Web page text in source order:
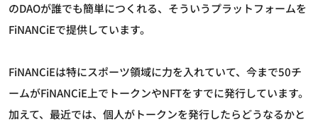
のDAOが誰でも簡単につくれる、そういうプラットフォームを
FiNANCiEで提供しています。
FiNANCiEは特にスポーツ領域に力を入れていて、今まで50チ
ームがFiNANCiE上でトークンやNFTをすでに発行しています。
加えて、最近では、個人がトークンを発行したらどうなるかと